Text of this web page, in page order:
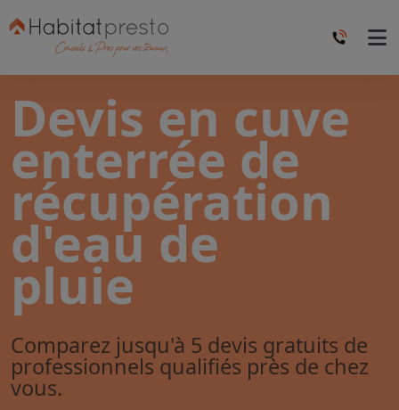
Devis en cuve
enterrée de
récupération
d'eau de
pluie
Comparez jusqu'à 5 devis gratuits de
professionnels qualifiés près de chez
vous.